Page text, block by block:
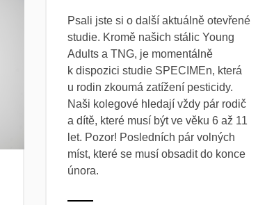
Psali jste si o další aktuálně otevřené
studie. Kromě našich stálic Young
Adults a TNG, je momentálně
k dispozici studie SPECIMEn, která
u rodin zkoumá zatížení pesticidy.
Naši kolegové hledají vždy pár rodič
a dítě, které musí být ve věku 6 až 11
let. Pozor! Posledních pár volných
míst, které se musí obsadit do konce
února.